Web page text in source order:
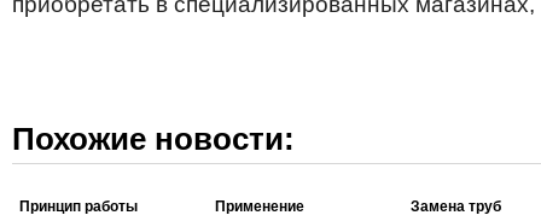
Похожие новости:
Принцип работы
Применение
Замена труб